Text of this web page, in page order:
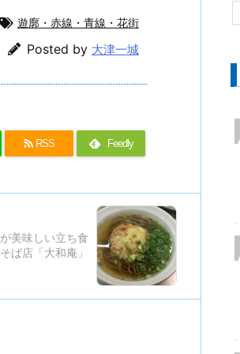
遊廓・赤線・青線・花街
Posted by 大津一城
RSS Feedly
美味しい立ち食
ば店「大和庵」